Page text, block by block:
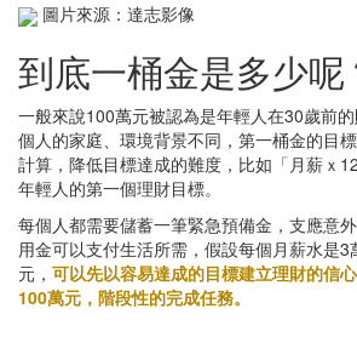
圖片來源：達志影像
到底一桶金是多少呢
一般來說100萬元被認為是年輕人在30歲前
個人的家庭、環境背景不同，第一桶金的目
計算，降低目標達成的難度，比如「月薪ｘ
年輕人的第一個理財目標。
每個人都需要儲蓄一筆緊急預備金，支應意
用金可以支付生活所需，假設每個月薪水是
元， 可以先以容易達成的目標建立理財的信心
100萬元，階段性的完成任務。